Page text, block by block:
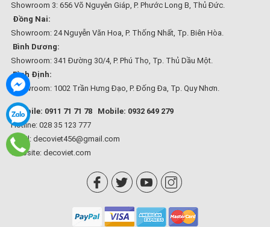
Showroom 3: 656 Võ Nguyên Giáp, P. Phước Long B, Thủ Đức.
Đồng Nai:
Showroom: 24 Nguyễn Văn Hoa, P. Thống Nhất, Tp. Biên Hòa.
Bình Dương:
Showroom: 341 Đường 30/4, P. Phú Thọ, Tp. Thủ Dầu Một.
Bình Định:
Showroom: 1002 Trần Hưng Đạo, P. Đống Đa, Tp. Quy Nhơn.
Mobile: 0911 71 71 78
Mobile: 0932 649 279
Hotline: 028 35 123 777
Email: decoviet456@gmail.com
Website: decoviet.com